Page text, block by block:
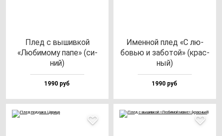
Плед с вы­шив­кой
«Люби­мо­му па­пе» (си­
ний)
1990 руб
Имен­ной плед «С лю­
бовью и за­бо­той» (крас­
ный)
1990 руб